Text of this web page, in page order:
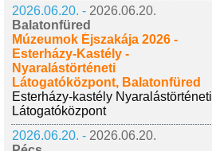
2026.06.20. - 2026.06.20.
Balatonfüred
Múzeumok Éjszakája 2026 -
Esterházy-Kastély -
Nyaralástörténeti
Látogatóközpont, Balatonfüred
Esterházy-kastély Nyaralástörténeti
Látogatóközpont
2026.06.20. - 2026.06.20.